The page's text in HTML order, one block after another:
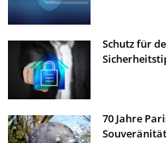
Schutz für
70 Jahre